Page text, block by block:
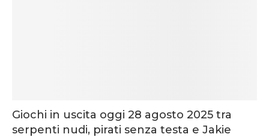
Giochi in uscita oggi 28 agosto 2025 tra
serpenti nudi, pirati senza testa e Jakie